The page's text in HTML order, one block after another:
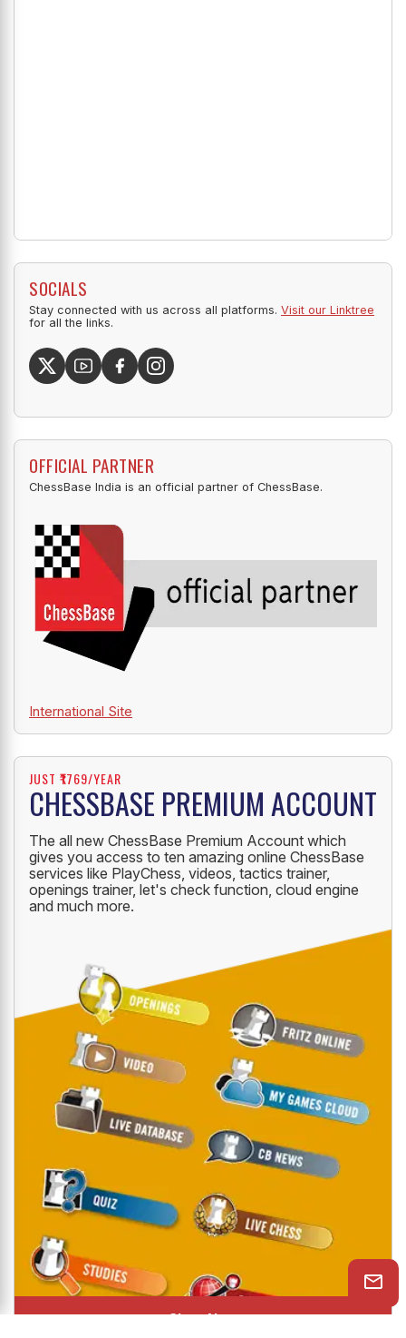
SOCIALS
Stay connected with us across all platforms. Visit our Linktree
for all the links.
OFFICIAL PARTNER
ChessBase India is an official partner of ChessBase.
International Site
JUST ₹1769/YEAR
CHESSBASE PREMIUM ACCOUNT
The all new ChessBase Premium Account which
gives you access to ten amazing online ChessBase
services like PlayChess, videos, tactics trainer,
openings trainer, let's check function, cloud engine
and much more.
Shop Now